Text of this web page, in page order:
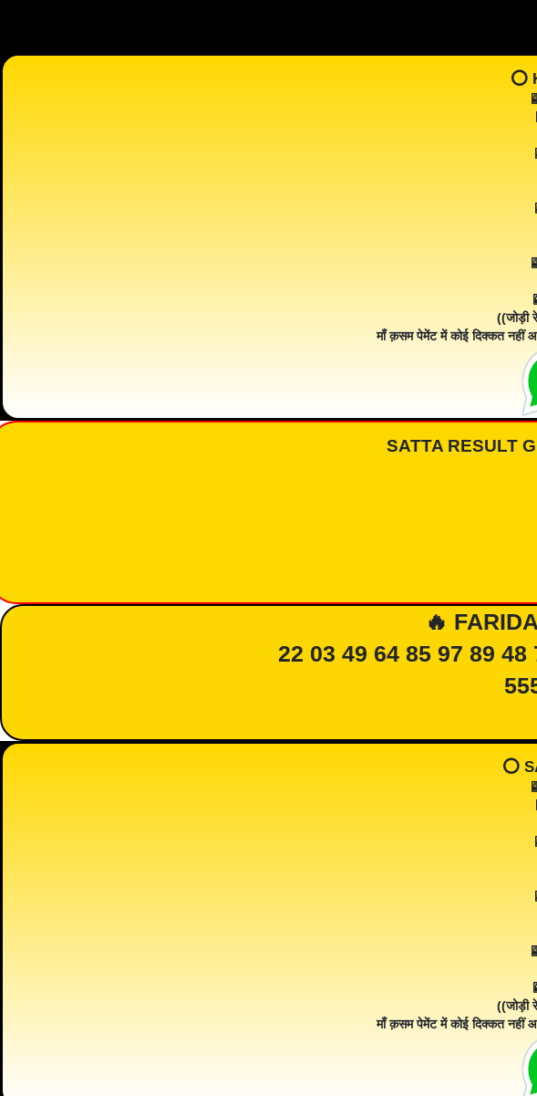
⭕️
((जोड़ी
माँ क़सम पेमेंट में कोई दिक्कत नहीं
SATTA RESULT
🔥
22 03 49 64 85 97 89 48
⭕️
((जोड़ी
माँ क़सम पेमेंट में कोई दिक्कत नहीं